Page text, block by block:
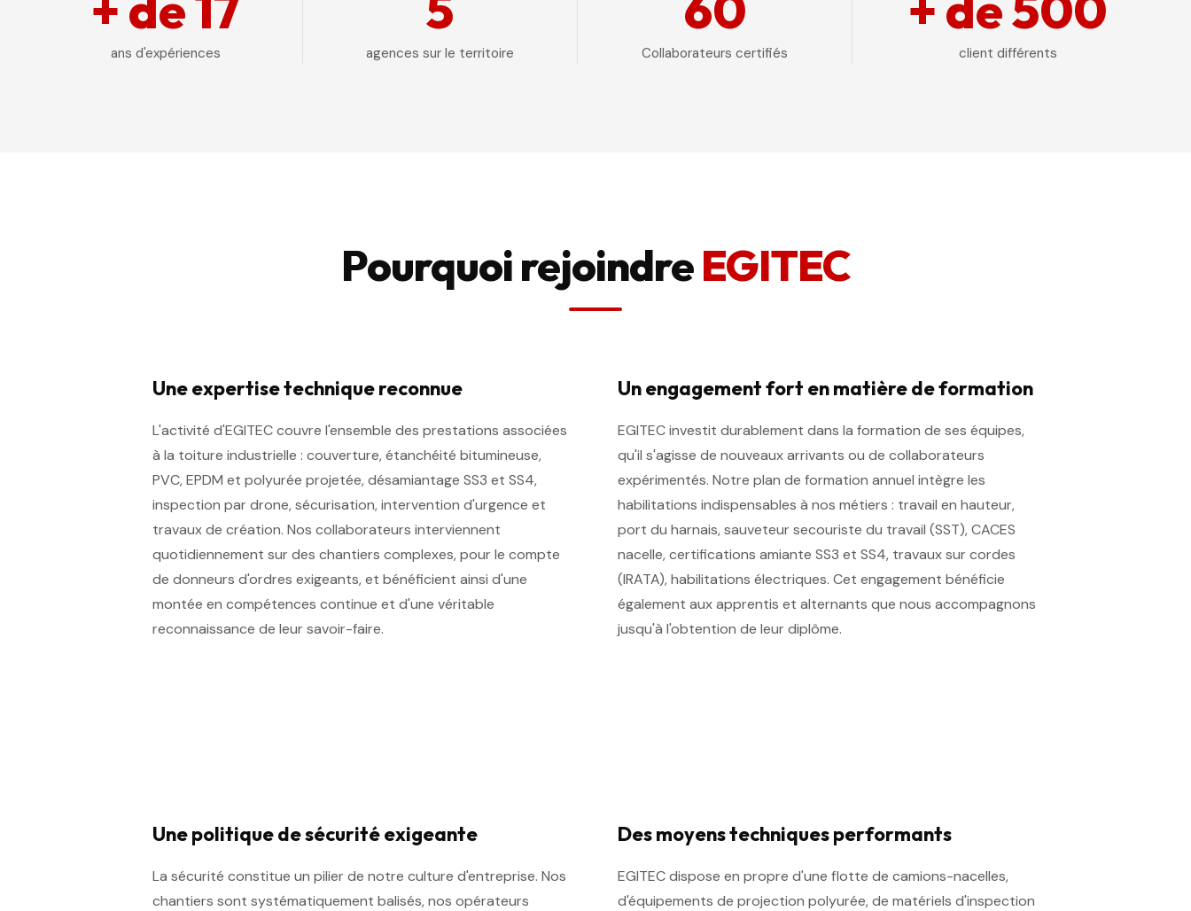
ans d'expériences agences sur le territoire Collaborateurs certifiés client différents
Pourquoi rejoindreEGITEC
Une expertise technique reconnue
L'activité d'EGITEC couvre l'ensemble des prestations associées
à la toiture industrielle : couverture, étanchéité bitumineuse,
PVC, EPDM et polyurée projetée, désamiantage SS3 et SS4,
inspection par drone, sécurisation, intervention d'urgence et
travaux de création. Nos collaborateurs interviennent
quotidiennement sur des chantiers complexes, pour le compte
de donneurs d'ordres exigeants, et bénéficient ainsi d'une
montée en compétences continue et d'une véritable
reconnaissance de leur savoir-faire.
Un engagement fort en matière de formation
EGITEC investit durablement dans la formation de ses équipes,
qu'il s'agisse de nouveaux arrivants ou de collaborateurs
expérimentés. Notre plan de formation annuel intègre les
habilitations indispensables à nos métiers : travail en hauteur,
port du harnais, sauveteur secouriste du travail (SST), CACES
nacelle, certifications amiante SS3 et SS4, travaux sur cordes
(IRATA), habilitations électriques. Cet engagement bénéficie
également aux apprentis et alternants que nous accompagnons
jusqu'à l'obtention de leur diplôme.
Une politique de sécurité exigeante
La sécurité constitue un pilier de notre culture d'entreprise. Nos
chantiers sont systématiquement balisés, nos opérateurs
Des moyens techniques performants
EGITEC dispose en propre d'une flotte de camions-nacelles,
d'équipements de projection polyurée, de matériels d'inspection